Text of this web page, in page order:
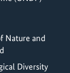
Nature and
Diversity